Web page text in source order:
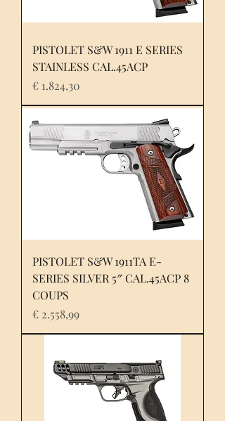
PISTOLET S&W 1911 E SERIES
STAINLESS CAL.45ACP
Prijs
€ 1.824,30
PISTOLET S&W 1911TA E-
SERIES SILVER 5″ CAL.45ACP 8
COUPS
Prijs
€ 2.558,99